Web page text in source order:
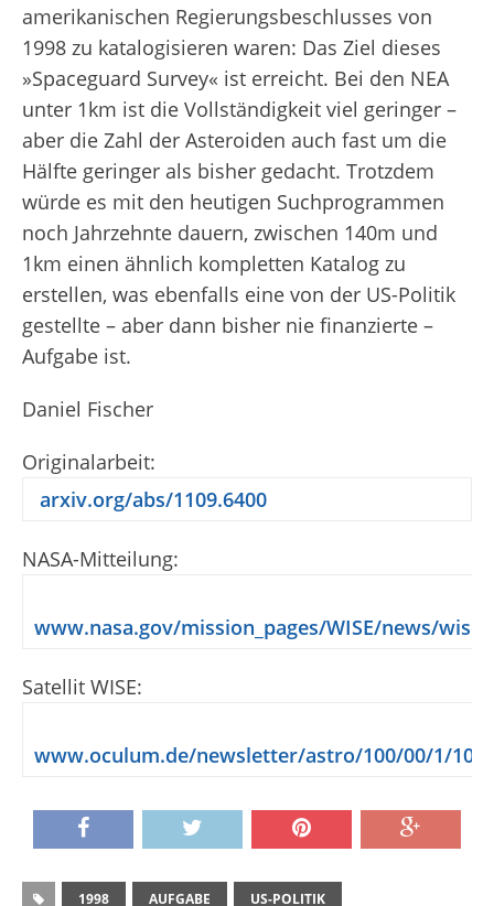
amerikanischen Regierungsbeschlusses von
1998 zu katalogisieren waren: Das Ziel dieses
»Spaceguard Survey« ist erreicht. Bei den NEA
unter 1km ist die Vollständigkeit viel geringer –
aber die Zahl der Asteroiden auch fast um die
Hälfte geringer als bisher gedacht. Trotzdem
würde es mit den heutigen Suchprogrammen
noch Jahrzehnte dauern, zwischen 140m und
1km einen ähnlich kompletten Katalog zu
erstellen, was ebenfalls eine von der US-Politik
gestellte – aber dann bisher nie finanzierte –
Aufgabe ist.
Daniel Fischer
Originalarbeit:
arxiv.org/abs/1109.6400
NASA-Mitteilung:
www.nasa.gov/mission_pages/WISE/news/
Satellit WISE:
www.oculum.de/newsletter/astro/100/00/1/
1998 AUFGABE US-POLITIK